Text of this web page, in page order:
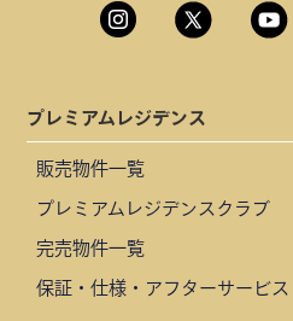
プレミアムレジデンス
販売物件一覧
プレミアムレジデンスクラブ
完売物件一覧
保証・仕様・アフターサービス